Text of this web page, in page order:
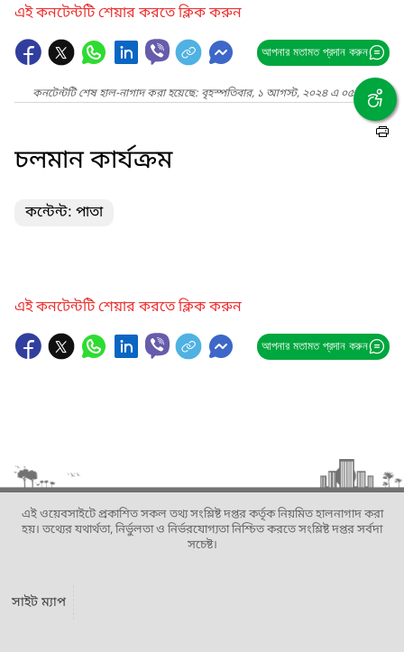
এই কনটেন্টটি শেয়ার করতে ক্লিক করুন
আপনার মতামত প্রদান করুন
কনটেন্টটি শেষ হাল-নাগাদ করা হয়েছে: বৃহস্পতিবার, ১ আগস্ট, ২০২৪ এ ০৫:০০ PM
চলমান কার্যক্রম
কন্টেন্ট: পাতা
এই কনটেন্টটি শেয়ার করতে ক্লিক করুন
আপনার মতামত প্রদান করুন
এই ওয়েবসাইটে প্রকাশিত সকল তথ্য সংশ্লিষ্ট দপ্তর কর্তৃক নিয়মিত হালনাগাদ করা
হয়। তথ্যের যথার্থতা, নির্ভুলতা ও নির্ভরযোগ্যতা নিশ্চিত করতে সংশ্লিষ্ট দপ্তর সর্বদা
সচেষ্ট।
সাইট ম্যাপ